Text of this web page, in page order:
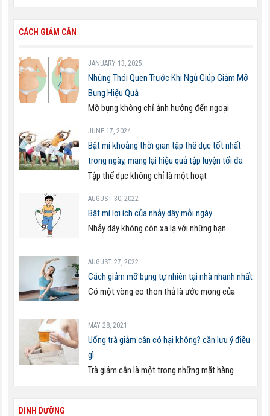
CÁCH GIẢM CÂN
JANUARY 13, 2025
Những Thói Quen Trước Khi Ngủ Giúp Giảm Mỡ
Bụng Hiệu Quả
Mỡ bụng không chỉ ảnh hưởng đến ngoại
JUNE 17, 2024
Bật mí khoảng thời gian tập thể dục tốt nhất
trong ngày, mang lại hiệu quả tập luyện tối đa
Tập thể dục không chỉ là một hoạt
AUGUST 30, 2022
Bật mí lợi ích của nhảy dây mỗi ngày
Nhảy dây không còn xa lạ với những bạn
AUGUST 27, 2022
Cách giảm mỡ bụng tự nhiên tại nhà nhanh nhất
Có một vòng eo thon thả là ước mong của
MAY 28, 2021
Uống trà giảm cân có hại không? cần lưu ý điều
gì
Trà giảm cân là một trong những mặt hàng
DINH DƯỠNG